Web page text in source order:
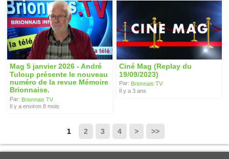
Mag 5 janvier 2026 - André
Tuloup présente le nouveau
numéro de la revue Mémoire
Brionnaise.
Par: Brionnais TV
Il y a environ 8 mois
Ciné Mag (Replay du
19/09/2023)
Par: Brionnais TV
Il y a 3 ans
1 2 3 4 > >>